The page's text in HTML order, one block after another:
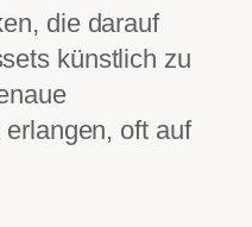
die darauf
künstlich zu
oft auf